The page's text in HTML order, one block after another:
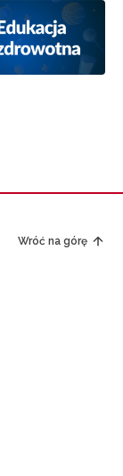
Wróć na górę